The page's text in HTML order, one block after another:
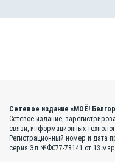
Сетевое издание «МОЁ!
Сетевое издание,
связи, информационных
Регистрационный номер и дата
серия Эл №ФС77-78141 от 13